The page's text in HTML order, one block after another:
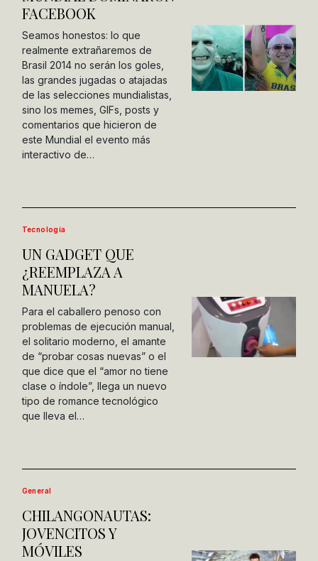
FACEBOOK
Seamos honestos: lo que
realmente extrañaremos de
Brasil 2014 no serán los goles,
las grandes jugadas o atajadas
de las selecciones mundialistas,
sino los memes, GIFs, posts y
comentarios que hicieron de
este Mundial el evento más
interactivo de…
Tecnología
UN GADGET QUE
¿REEMPLAZA A
MANUELA?
Para el caballero penoso con
problemas de ejecución manual,
el solitario moderno, el amante
de “probar cosas nuevas” o el
que dice que el “amor no tiene
clase o índole”, llega un nuevo
tipo de romance tecnológico
que lleva el…
General
CHILANGONAUTAS:
JOVENCITOS Y
MÓVILES